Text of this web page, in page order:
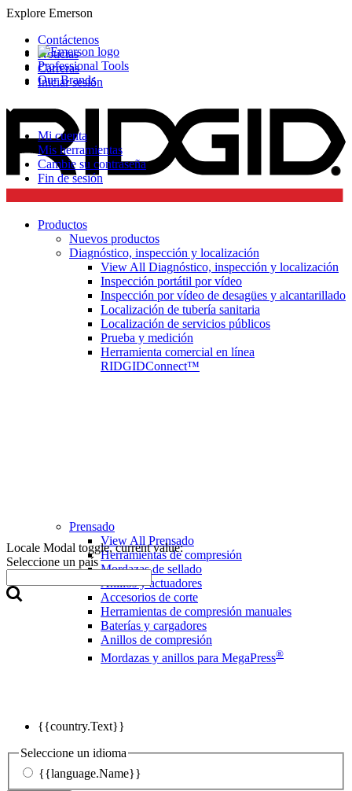
Explore Emerson
Professional Tools
Our Brands
Contáctenos
Noticias
Carreras
Iniciar sesión
Mi cuenta
Mis herramientas
Cambie su contraseña
Fin de sesión
Locale Modal toggle, current value:
Seleccione un país
{{country.Text}}
Seleccione un idioma
{{language.Name}}
Productos
Nuevos productos
Diagnóstico, inspección y localización
View All Diagnóstico, inspección y localización
Inspección portátil por vídeo
Inspección por vídeo de desagües y alcantarillado
Localización de tubería sanitaria
Localización de servicios públicos
Prueba y medición
Herramienta comercial en línea
RIDGIDConnect™
Prensado
View All Prensado
Herramientas de compresión
Mordazas de sellado
Anillos y actuadores
Accesorios de corte
Herramientas de compresión manuales
Baterías y cargadores
Anillos de compresión
Mordazas y anillos para MegaPress®